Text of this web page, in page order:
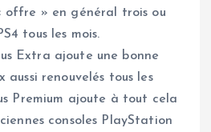
offre » en général trois ou
tous les mois.
Extra ajoute une bonne
aussi renouvelés tous les
Premium ajoute à tout cela
consoles PlayStation